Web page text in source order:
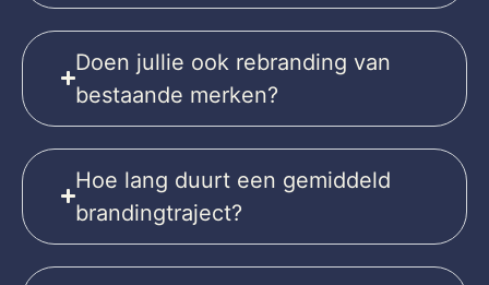
Doen jullie ook rebranding van
bestaande merken?
Hoe lang duurt een gemiddeld
brandingtraject?